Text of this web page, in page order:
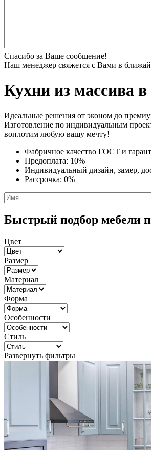
Спасибо за Ваше сообщение!
Наш менеджер свяжется с Вами в
Кухни из массива в
Идеальные решения от эконом до
Изготовление по индивидуальным
воплотим любую вашу мечту!
Фабричное качество ГОСТ и
Предоплата: 10%
Индивидуальный дизайн, замер,
Рассрочка: 0%
Быстрый подбор мебели
Цвет
Размер
Материал
Форма
Особенности
Стиль
Развернуть фильтры